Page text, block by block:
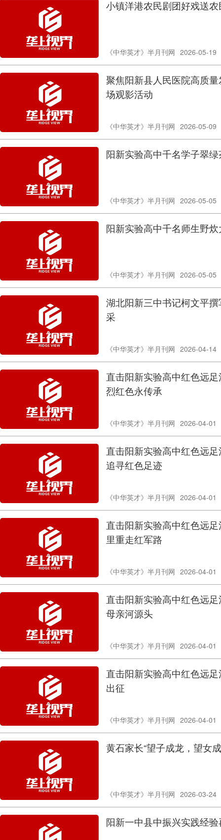
小镇洋港农民剧团好戏送农
《中华英才》半月刊网 2026-05-19
聚焦阳新县人民医院高质
场观影活动
《中华英才》半月刊网 2026-05-09
阳新实验高中千名学子翠
《中华英才》半月刊网 2026-05-05
阳新实验高中千名师生野
《中华英才》半月刊网 2026-05-05
湖北阳新三中书记柯文平
采
《中华英才》半月刊网 2026-04-14
直击阳新实验高中红色远
烈红色永传承
《中华英才》半月刊网 2026-04-01
直击阳新实验高中红色远
追寻红色足迹
《中华英才》半月刊网 2026-04-01
直击阳新实验高中红色远
里重走红军路
《中华英才》半月刊网 2026-04-01
直击阳新实验高中红色远
母亲河源头
《中华英才》半月刊网 2026-04-01
直击阳新实验高中红色远
出征
《中华英才》半月刊网 2026-04-01
黄石家长“望子成龙，望女
《中华英才》半月刊网 2026-03-24
阳新一中县中振兴实践经